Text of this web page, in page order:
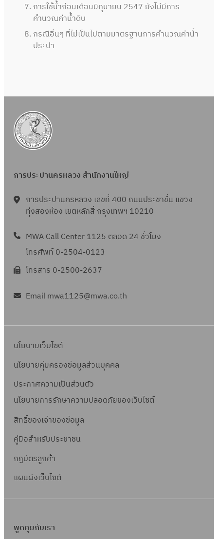
การใช้น้ำก่อนเดือนมิถุนายน 2547 ยังไม่มีการ
คำนวณค่าน้ำดิบ
กรณีอื่นๆ ที่ไม่เป็นไปตามมาตรฐานการคำนวณค่าน้ำ
ประปา
การประปานครหลวง สำนักงานใหญ่
การประปานครหลวง เลขที่ 400 ถนนประชาชื่น แขวง
ทุ่งสองห้อง เขตหลักสี่ กรุงเทพฯ 10210
MWA Call Center 1125 ตลอด 24 ชั่วโมง
โทรศัพท์ 0-2504-0123
โทรสาร 0-2500-2637
Email mwa1125@mwa.co.th
นโยบายเว็บไซต์
นโยบายคุ้มครองข้อมูลส่วนบุคคล
ประกาศความเป็นส่วนตัว
นโยบายการรักษาความปลอดภัยของเว็บไซต์
สิทธิ์ของเจ้าของข้อมูล
คู่มือสำหรับประชาชน
กฎบัตรลูกค้า
แผนผังเว็บไซต์
พูดคุยกับเรา